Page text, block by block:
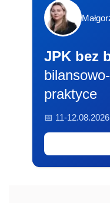
JPK bez
praktyce
📅 11-